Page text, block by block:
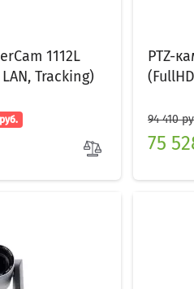
1112L
Tracking)
PTZ-
94 410
75